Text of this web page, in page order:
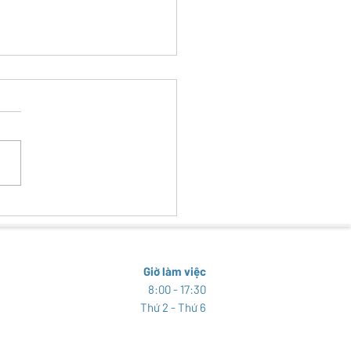
VỚI CÁC CÔNG CỤ VIỄN
Giờ làm việc
8:00 - 17:30
Thứ 2 - Thứ 6